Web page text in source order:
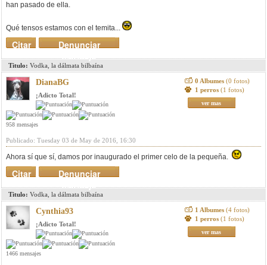
han pasado de ella.
Qué tensos estamos con el temita...
Denunciar
mensaje
Citar
Titulo: Vodka, la dálmata bilbaína
DianaBG
¡Adicto Total!
958 mensajes
0 Albumes (0 fotos)
1 perros (1 fotos)
ver mas
Publicado: Tuesday 03 de May de 2016, 16:30
Ahora sí que sí, damos por inaugurado el primer celo de la pequeña.
Denunciar
mensaje
Citar
Titulo: Vodka, la dálmata bilbaína
Cynthia93
¡Adicto Total!
1466 mensajes
1 Albumes (4 fotos)
1 perros (1 fotos)
ver mas